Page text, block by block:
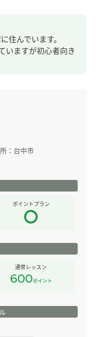
住んでいます。
いますが初心者向き
： 台中市
ポイントプラン
通常レッスン
600ポイント